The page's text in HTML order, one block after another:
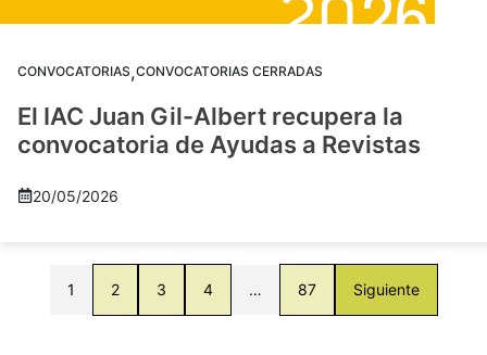
CONVOCATORIAS,CONVOCATORIAS CERRADAS
El IAC Juan Gil-Albert recupera la
convocatoria de Ayudas a Revistas
20/05/2026
1 2 3 4 … 87 Siguiente